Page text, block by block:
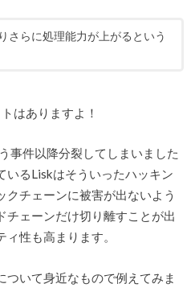
さらに処理能力が上がるという
はありますよ！
事件以降分裂してしまいました
いるLiskはそういったハッキン
チェーンに被害が出ないよう
チェーンだけ切り離すことが出
性も高まります。
ついて身近なもので例えてみま